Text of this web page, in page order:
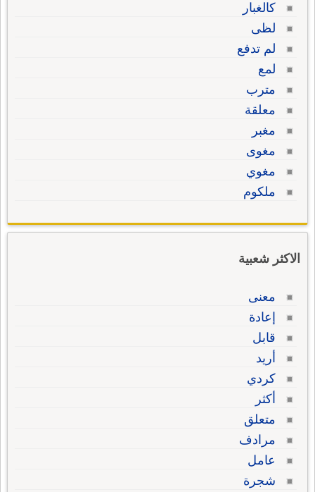
كالغبار
لظى
لم تدفع
لمع
مترب
معلقة
مغبر
مغوى
مغوي
ملكوم
الاكثر شعبية
معنى
إعادة
قابل
أريد
كردي
أكثر
متعلق
مرادف
عامل
شجرة